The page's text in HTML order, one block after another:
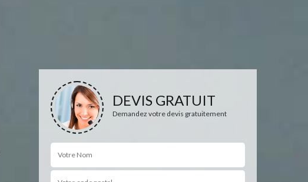
DEVIS GRATUIT
Demandez votre devis gratuitement